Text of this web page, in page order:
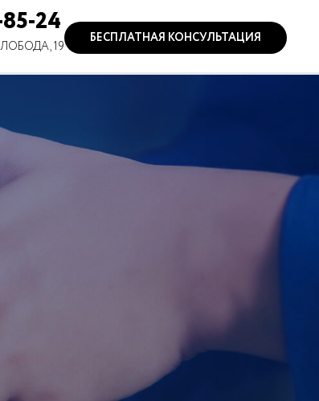
24
19
БЕСПЛАТНАЯ КОНСУЛЬТАЦИЯ